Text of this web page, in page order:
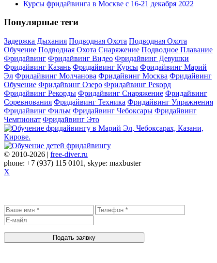
Курсы фридайвинга в Москве с 16-21 декабря 2022
Популярные теги
Задержка Дыхания Подводная Охота Подводная Охота
Обучение Подводная Охота Снаряжение Подводное Плавание
Фридайвинг Фридайвинг Видео Фридайвинг Девушки
Фридайвинг Казань Фридайвинг Курсы Фридайвинг Марий
Эл Фридайвинг Молчанова Фридайвинг Москва Фридайвинг
Обучение Фридайвинг Озеро Фридайвинг Рекорд
Фридайвинг Рекорды Фридайвинг Снаряжение Фридайвинг
Соревнования Фридайвинг Техника Фридайвинг Упражнения
Фридайвинг Фильм Фридайвинг Чебоксары Фридайвинг
Чемпионат Фридайвинг Это
© 2010-2026 | free-diver.ru
phone: +7 (937) 115 0101, skype: maxbuster
X